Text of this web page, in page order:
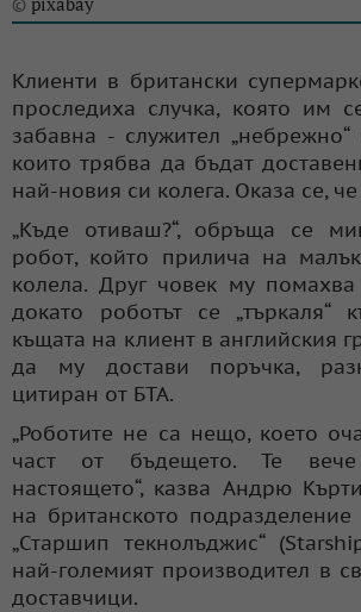
©
Клиенти в британски
проследиха случка, която им
забавна - служител „небрежно“
които трябва да бъдат
най-новия си колега. Оказа се,
„Къде отиваш?“, обръща се
робот, който прилича на
колела. Друг човек му
докато роботът се „търкаля“
къщата на клиент в английския
да му достави поръчка,
цитиран от БТА.
„Роботите не са нещо, което
част от бъдещето. Те
настоящето“, казва Андрю
на британското
„Старшип текнолъджис“
най-големият производител в
доставчици.